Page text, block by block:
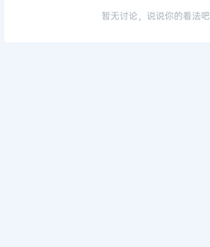
暂无讨论，说说你的看法吧